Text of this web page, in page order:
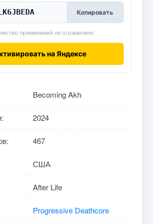
Копировать
применений не ограничено
на Яндексе
Becoming Akh
2024
467
США
After Life
Progressive Deathcore